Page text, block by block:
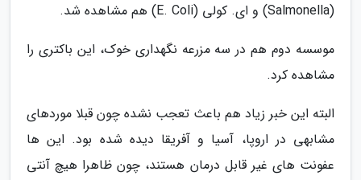
(Salmonella) و ای. کولی (E. Coli) هم مشاهده شد.
موسسه دوم هم در سه مزرعه نگهداری خوک، این باکتری را
مشاهده کرد.
البته این خبر زیاد هم باعث تعجب نشده چون قبلا موردهای
مشابهی در اروپا، آسیا و آفریقا دیده شده بود. این ها
عفونت های غیر قابل درمان هستند، چون ظاهرا هیچ آنتی